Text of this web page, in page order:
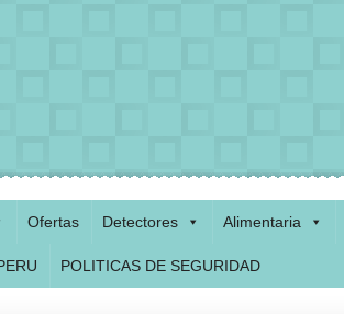
Ofertas Detectores Alimentaria
POLITICAS DE SEGURIDAD